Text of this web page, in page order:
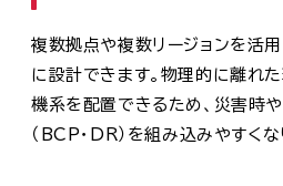
複数拠点や複数リージョンを活
に設計できます。物理的に離れ
機系を配置できるため、災害時
（BCP・DR）を組み込みやすくな